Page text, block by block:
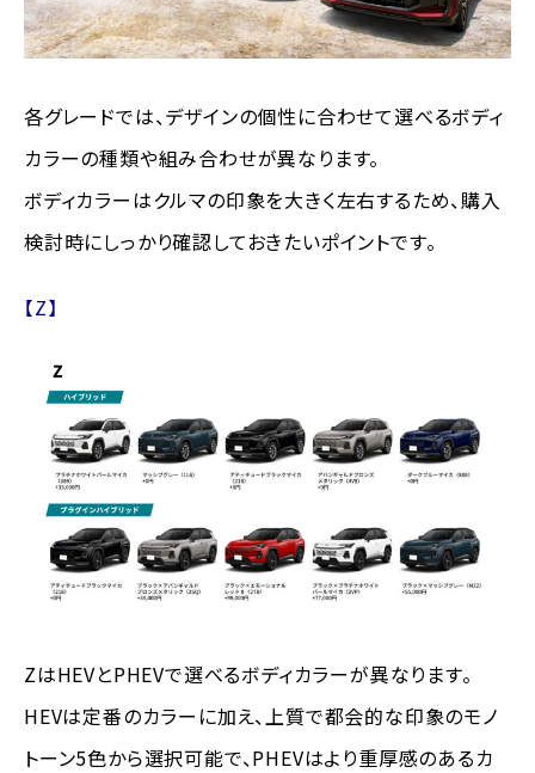
各グレードでは、デザインの個性に合わせて選べるボディ
カラーの種類や組み合わせが異なります。
ボディカラーはクルマの印象を大きく左右するため、購入
検討時にしっかり確認しておきたいポイントです。
【Z】
ZはHEVとPHEVで選べるボディカラーが異なります。
HEVは定番のカラーに加え、上質で都会的な印象のモノ
トーン5色から選択可能で、PHEVはより重厚感のあるカ